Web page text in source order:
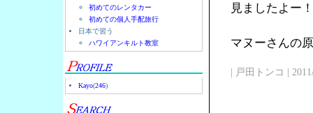
初めてのレンタカー
初めての個人手配旅行
日本で習う
ハワイアンキルト教室
Kayo(246)
見ましたよー！
マヌーさんの
| 戸田トンコ |